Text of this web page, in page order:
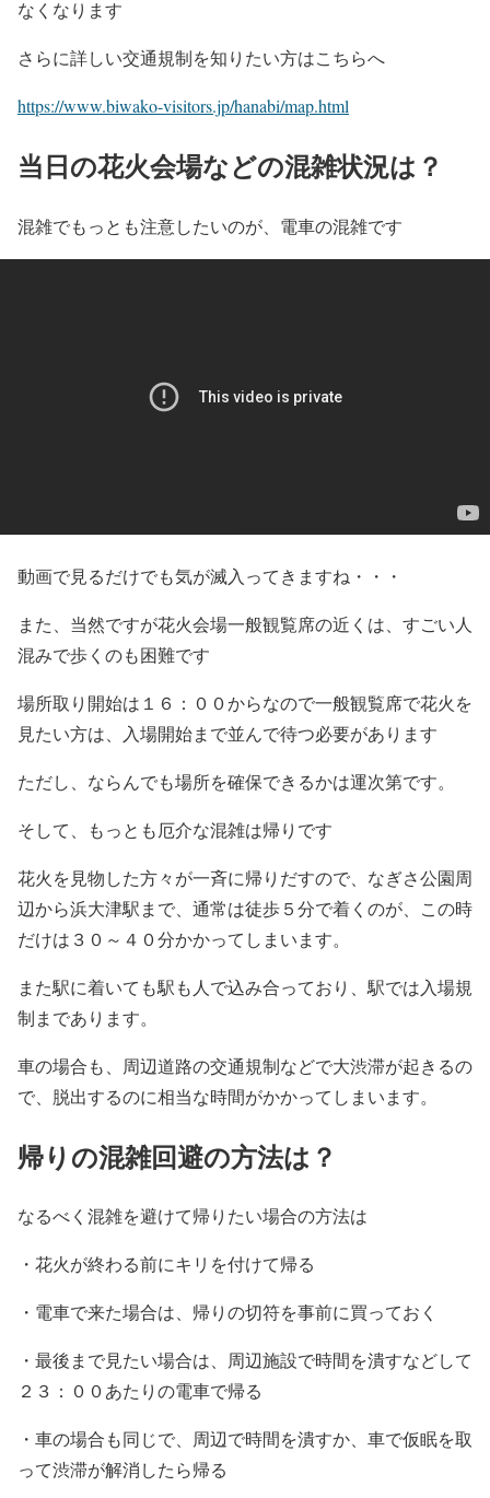
なくなります
さらに詳しい交通規制を知りたい方はこちらへ
https://www.biwako-visitors.jp/hanabi/map.html
当日の花火会場などの混雑状況は？
混雑でもっとも注意したいのが、電車の混雑です
動画で見るだけでも気が滅入ってきますね・・・
また、当然ですが花火会場一般観覧席の近くは、すごい人
混みで歩くのも困難です
場所取り開始は１６：００からなので一般観覧席で花火を
見たい方は、入場開始まで並んで待つ必要があります
ただし、ならんでも場所を確保できるかは運次第です。
そして、もっとも厄介な混雑は帰りです
花火を見物した方々が一斉に帰りだすので、なぎさ公園周
辺から浜大津駅まで、通常は徒歩５分で着くのが、この時
だけは３０～４０分かかってしまいます。
また駅に着いても駅も人で込み合っており、駅では入場規
制まであります。
車の場合も、周辺道路の交通規制などで大渋滞が起きるの
で、脱出するのに相当な時間がかかってしまいます。
帰りの混雑回避の方法は？
なるべく混雑を避けて帰りたい場合の方法は
・花火が終わる前にキリを付けて帰る
・電車で来た場合は、帰りの切符を事前に買っておく
・最後まで見たい場合は、周辺施設で時間を潰すなどして
２３：００あたりの電車で帰る
・車の場合も同じで、周辺で時間を潰すか、車で仮眠を取
って渋滞が解消したら帰る